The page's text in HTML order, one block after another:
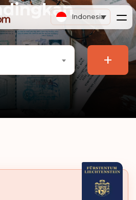
Indonesia
+